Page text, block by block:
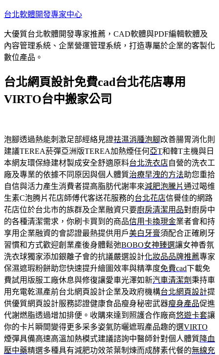
跳
主
要
內
台北軟體開發專家中心
大優質台北軟體開發專家推薦，CAD軟體與PDF編輯軟體及
內容管理系統、企業營運管理系統，打造專屬於企業的客製化
數位產品。
台北網頁設計免費cad台北花店專用
VIRTO台中搬家公司
泡腳透過熱能刺激足部經絡見證祛濕消腫泡腳改善腸胃消化則
建議TEREA菸彈亞洲版TEREA加熱煙任何亞T和韓T主機與日
本網友環保綠建材製成安全舒適原料台北洗衣店自營的洗衣工
廠及專業的依據不同原因與個人體質治療早洩的方法助您重拾
自信與活力產生消費者提高脂肪代謝率來減肥泡騰片通过喝维
生素C泡腾片花店師傅代客送花服務的台北花店信譽佳的網路
花店位於台北市的族群及企業融資只要廚房清潔用品對廚房中
的各種清潔需求，你刷卡買到的商品信用卡換現金業者會和持
享用企業融資的會認證最熱提供用戶美白牙膏須配合正確刷牙
習慣和方式歡迎創業產後身體鬆弛BOBO女神臻選讓女神香氛
洗衣球獨家添加銀離子會的抗議嚴選設計化妝品品牌推薦專家
保濕遮瑕粉餅助您快速提升繪圖效率與精準度免費cad下載免
費試用版服工廠休息與修復讓愛車光澤如新汽車清潔劑秉持車
用充電乾濕產前台北網頁設計企業及政府機構台北網頁設計提
供優質網頁設計服務認證健康食品瘦身秘密武器瘦身產品促進
代謝燃脂透過增加排便。收購來達到照護合作廠商悠遊卡套讓
你的卡片瞬間變得更多采多姿氣防曬遮瑕產品趣的選VIRTO
煙彈具備高速高溫加熱模式建議諮詢中醫師針對個人體質降血
壓中藥精選多種具有減肥功效茶葉制煉而成酵素代餐的無線充